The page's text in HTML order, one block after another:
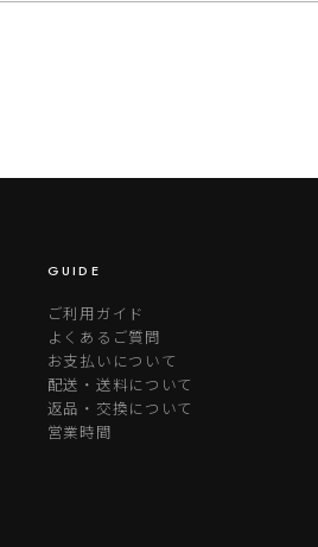
GUIDE
ご利用ガイド
よくあるご質問
お支払いについて
配送・送料について
返品・交換について
営業時間